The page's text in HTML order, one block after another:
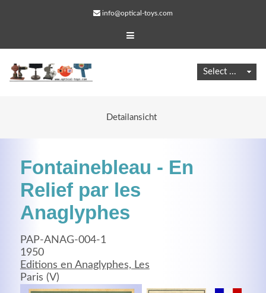
info@optical-toys.com
Detailansicht
Fontainebleau - En
Relief par les
Anaglyphes
PAP-ANAG-004-1
1950
Editions en Anaglyphes, Les
Paris (V)
Web Projects
Lorem ipsum dolor sit amet, consectetuer adipiscing
elit. Aenean commodo ligula eget dolor.
MEHR INFOS